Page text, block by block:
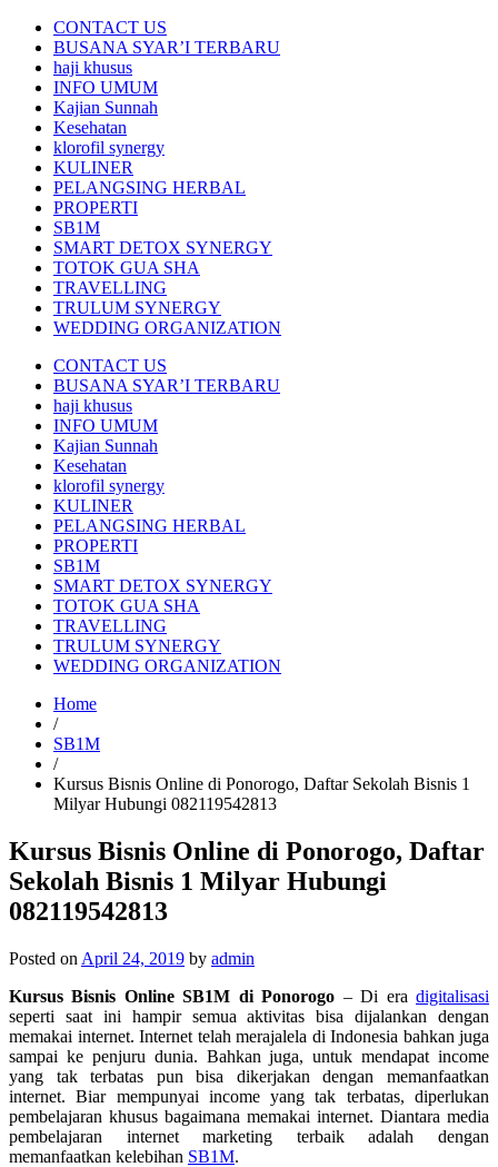
CONTACT US
BUSANA SYAR’I TERBARU
haji khusus
INFO UMUM
Kajian Sunnah
Kesehatan
klorofil synergy
KULINER
PELANGSING HERBAL
PROPERTI
SB1M
SMART DETOX SYNERGY
TOTOK GUA SHA
TRAVELLING
TRULUM SYNERGY
WEDDING ORGANIZATION
CONTACT US
BUSANA SYAR’I TERBARU
haji khusus
INFO UMUM
Kajian Sunnah
Kesehatan
klorofil synergy
KULINER
PELANGSING HERBAL
PROPERTI
SB1M
SMART DETOX SYNERGY
TOTOK GUA SHA
TRAVELLING
TRULUM SYNERGY
WEDDING ORGANIZATION
Home
/
SB1M
/
Kursus Bisnis Online di Ponorogo, Daftar Sekolah Bisnis 1
Milyar Hubungi 082119542813
Kursus Bisnis Online di Ponorogo, Daftar
Sekolah Bisnis 1 Milyar Hubungi
082119542813
Posted on April 24, 2019 by admin
Kursus Bisnis Online SB1M di Ponorogo – Di eradigitalisasi
seperti saat ini hampir semua aktivitas bisa dijalankan dengan
memakai internet. Internet telah merajalela di Indonesia bahkan juga
sampai ke penjuru dunia. Bahkan juga, untuk mendapat income
yang tak terbatas pun bisa dikerjakan dengan memanfaatkan
internet. Biar mempunyai income yang tak terbatas, diperlukan
pembelajaran khusus bagaimana memakai internet. Diantara media
pembelajaran internet marketing terbaik adalah dengan
memanfaatkan kelebihan SB1M.